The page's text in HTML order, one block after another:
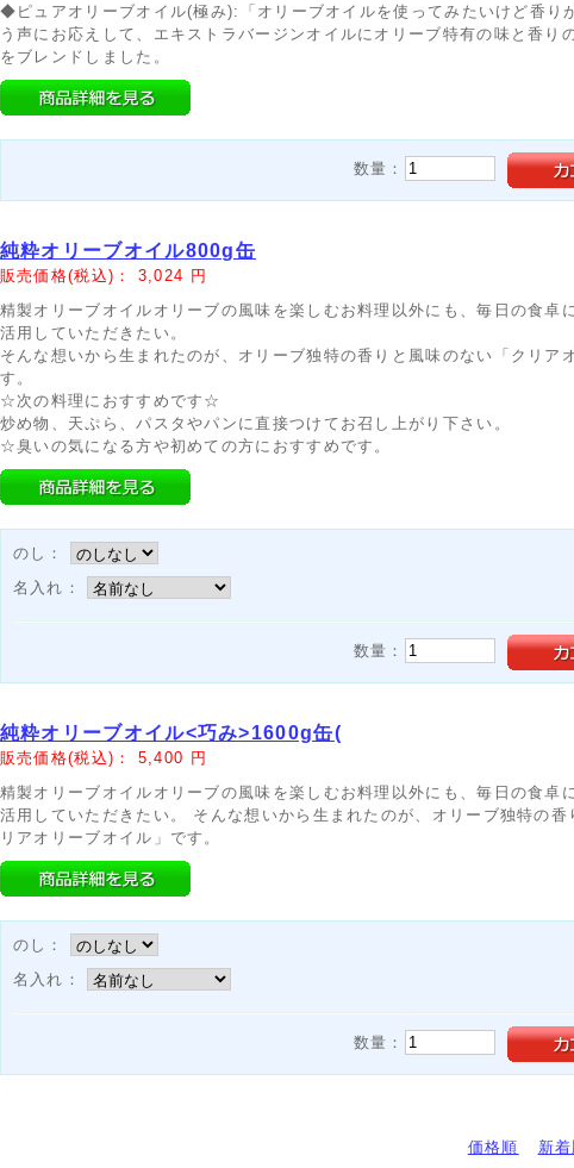
◆ピュアオリーブオイル(極み):「オリーブオイルを使ってみたいけど香り
う声にお応えして、エキストラバージンオイルにオリーブ特有の味と香り
をブレンドしました。
数量：
純粋オリーブオイル800g缶
販売価格(税込)： 3,024 円
精製オリーブオイルオリーブの風味を楽しむお料理以外にも、毎日の食卓
活用していただきたい。
そんな想いから生まれたのが、オリーブ独特の香りと風味のない「クリア
す。
☆次の料理におすすめです☆
炒め物、天ぷら、パスタやパンに直接つけてお召し上がり下さい。
☆臭いの気になる方や初めての方におすすめです。
のし：
名入れ：
数量：
純粋オリーブオイル<巧み>1600g缶(
販売価格(税込)： 5,400 円
精製オリーブオイルオリーブの風味を楽しむお料理以外にも、毎日の食卓
活用していただきたい。 そんな想いから生まれたのが、オリーブ独特の香
リアオリーブオイル」です。
のし：
名入れ：
数量：
価格順 新着